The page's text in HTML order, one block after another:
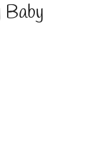
Baby